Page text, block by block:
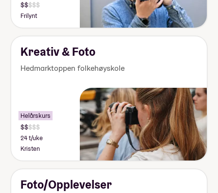
Frilynt
Kreativ & Foto
Hedmarktoppen folkehøyskole
Helårskurs
24 t/uke
Kristen
Foto/Opplevelser